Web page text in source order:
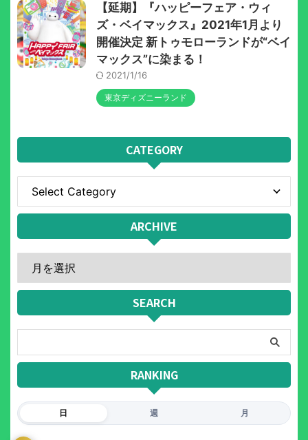
【延期】『ハッピーフェア・ウィ
ズ・ベイマックス』2021年1月より
開催決定 新トゥモローランドが“ベイ
マックス”に染まる！
2021/1/16
東京ディズニーランド
CATEGORY
ARCHIVE
SEARCH
RANKING
日 週 月